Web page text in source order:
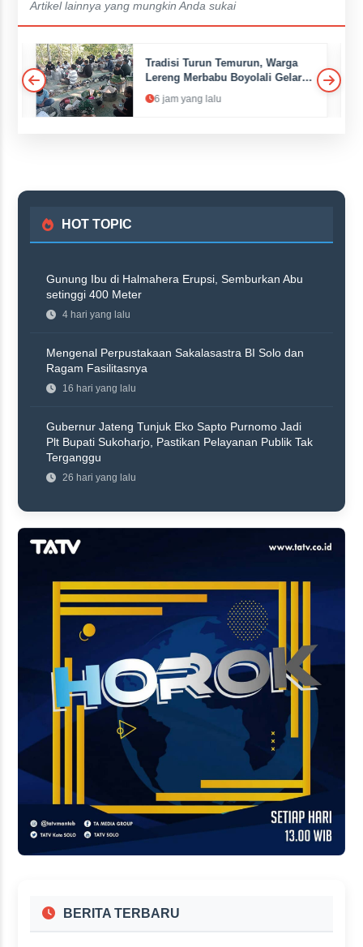
Artikel lainnya yang mungkin Anda sukai
Tradisi Turun Temurun, Warga
Lereng Merbabu Boyolali Gelar
Sadranan
6 jam yang lalu
HOT TOPIC
Gunung Ibu di Halmahera Erupsi, Semburkan Abu
setinggi 400 Meter
4 hari yang lalu
Mengenal Perpustakaan Sakalasastra BI Solo dan
Ragam Fasilitasnya
16 hari yang lalu
Gubernur Jateng Tunjuk Eko Sapto Purnomo Jadi
Plt Bupati Sukoharjo, Pastikan Pelayanan Publik Tak
Terganggu
26 hari yang lalu
BERITA TERBARU